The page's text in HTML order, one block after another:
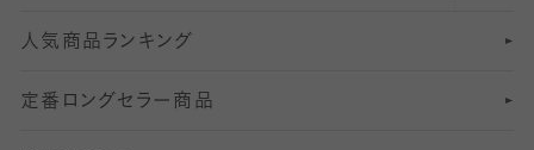
211デニールタイツ以上（防寒・厚手タイツ）
6 分丈レギンス
7 分丈 レギンス
オールスルーストッキング
冠婚葬祭向けソックス・靴下
スーツカジュアルソックス・靴下
ゴルフソックス・靴下
サッカー・フットサル用ソックス
インナーソックス
加圧・着圧ソックス
人気商品ランキング
定番ロングセラー商品